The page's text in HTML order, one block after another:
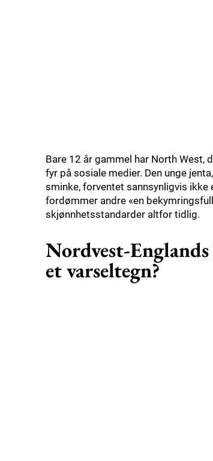
Bare 12 år gammel har North West,
fyr på sosiale medier. Den unge
sminke, forventet sannsynligvis ikke
fordømmer andre «en
skjønnhetsstandarder altfor tidlig.
Nordvest-
et varseltegn?